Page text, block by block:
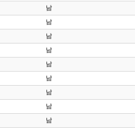
남
남
남
남
남
남
남
남
남